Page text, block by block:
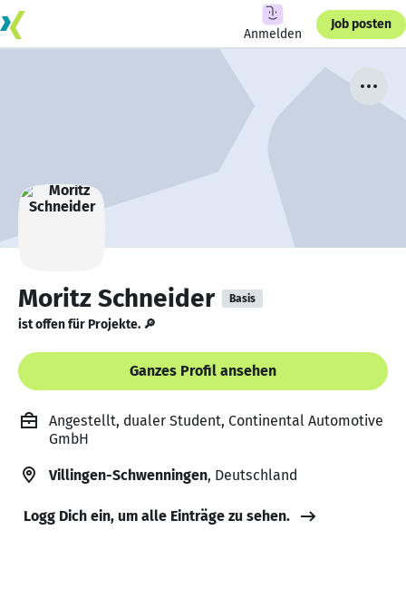
Anmelden
Job posten
Moritz Schneider Basis
ist offen für Projekte. 🔎
Ganzes Profil ansehen
Angestellt, dualer Student, Continental Automotive
GmbH
Villingen-Schwenningen, Deutschland
Logg Dich ein, um alle Einträge zu sehen.